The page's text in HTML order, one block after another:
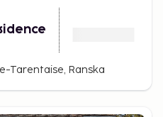
Tarentaise, Ranska